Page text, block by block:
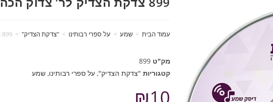
עמוד הבית > שמע > על ספרי רבותינו > "צדקת הצדיק" > 899 צדקת הצדיק לר’ צדוק הכהן שיעור 20
מק"ט 899
קטגוריות "צדקת הצדיק", על ספרי רבותינו, שמע